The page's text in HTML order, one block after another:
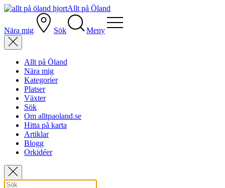
Allt på Öland
Nära mig Sök Meny
Allt på Öland
Nära mig
Kategorier
Platser
Växter
Sök
Om alltpaoland.se
Hitta på karta
Artiklar
Blogg
Orkidéer